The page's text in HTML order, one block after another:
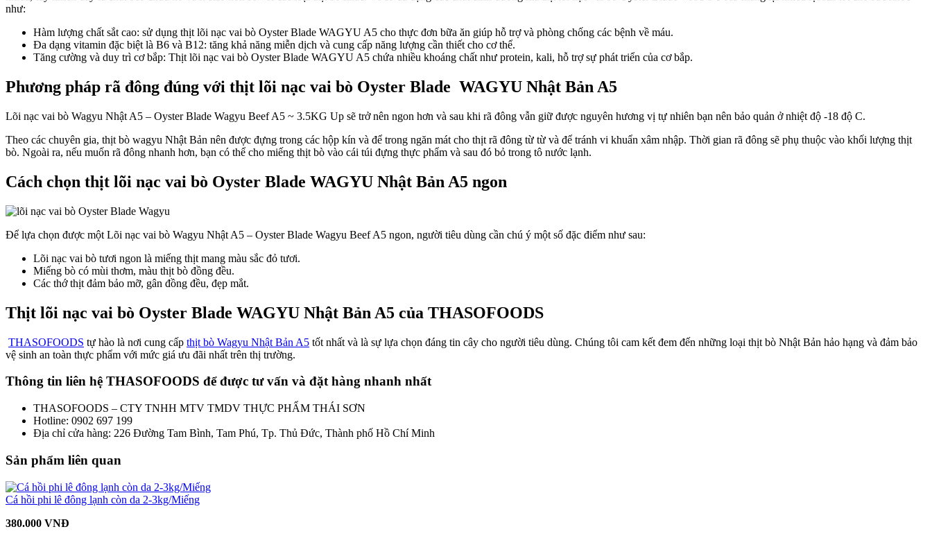
như:
Hàm lượng chất sắt cao: sử dụng thịt lõi nạc vai bò Oyster Blade WAGYU A5 cho thực đơn bữa ăn giúp hỗ trợ và phòng chống các bệnh về máu.
Đa dạng vitamin đặc biệt là B6 và B12: tăng khả năng miễn dịch và cung cấp năng lượng cần thiết cho cơ thể.
Tăng cường và duy trì cơ bắp: Thịt lõi nạc vai bò Oyster Blade WAGYU A5 chứa nhiều khoáng chất như protein, kali, hỗ trợ sự phát triển của cơ bắp.
Phương pháp rã đông đúng với thịt lõi nạc vai bò Oyster Blade WAGYU Nhật Bản A5
Lõi nạc vai bò Wagyu Nhật A5 – Oyster Blade Wagyu Beef A5 ~ 3.5KG Up sẽ trở nên ngon hơn và sau khi rã đông vẫn giữ được nguyên hương vị tự nhiên bạn nên bảo quản ở nhiệt độ -18 độ C.
Theo các chuyên gia, thịt bò wagyu Nhật Bản nên được đựng trong các hộp kín và để trong ngăn mát cho thịt rã đông từ từ và để tránh vi khuẩn xâm nhập. Thời gian rã đông sẽ phụ thuộc vào khối lượng thịt
bò. Ngoài ra, nếu muốn rã đông nhanh hơn, bạn có thể cho miếng thịt bò vào cái túi đựng thực phẩm và sau đó bỏ trong tô nước lạnh.
Cách chọn thịt lõi nạc vai bò Oyster Blade WAGYU Nhật Bản A5 ngon
Để lựa chọn được một Lõi nạc vai bò Wagyu Nhật A5 – Oyster Blade Wagyu Beef A5 ngon, người tiêu dùng cần chú ý một số đặc điểm như sau:
Lõi nạc vai bò tươi ngon là miếng thịt mang màu sắc đỏ tươi.
Miếng bò có mùi thơm, màu thịt bò đồng đều.
Các thớ thịt đảm bảo mỡ, gân đồng đều, đẹp mắt.
Thịt lõi nạc vai bò Oyster Blade WAGYU Nhật Bản A5 của THASOFOODS
THASOFOODS tự hào là nơi cung cấp thịt bò Wagyu Nhật Bản A5 tốt nhất và là sự lựa chọn đáng tin cây cho người tiêu dùng. Chúng tôi cam kết đem đến những loại thịt bò Nhật Bản hảo hạng và đảm bảo
vệ sinh an toàn thực phẩm với mức giá ưu đãi nhất trên thị trường.
Thông tin liên hệ THASOFOODS để được tư vấn và đặt hàng nhanh nhất
THASOFOODS – CTY TNHH MTV TMDV THỰC PHẨM THÁI SƠN
Hotline: 0902 697 199
Địa chỉ cửa hàng: 226 Đường Tam Bình, Tam Phú, Tp. Thủ Đức, Thành phố Hồ Chí Minh
Sản phẩm liên quan
Cá hồi phi lê đông lạnh còn da 2-3kg/Miếng
380.000 VNĐ